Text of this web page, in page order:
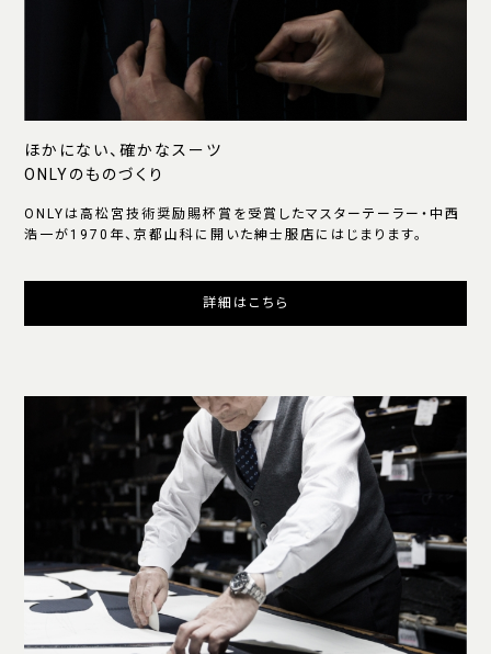
ほかにない、確かなスーツ
ONLYのものづくり
ONLYは高松宮技術奨励賜杯賞を受賞したマスターテーラー・中西
浩一が1970年、京都山科に開いた紳士服店にはじまります。
詳細はこちら